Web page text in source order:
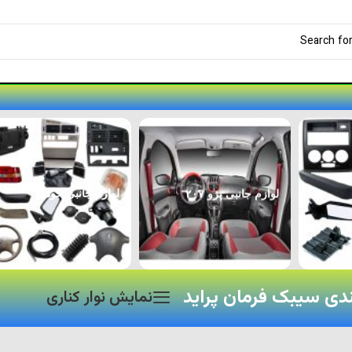
لوازم جانبی پژو ۲۰۷ لوازم جانبی خودرو
سیبک فرمان پراید نمایش نوار کناری